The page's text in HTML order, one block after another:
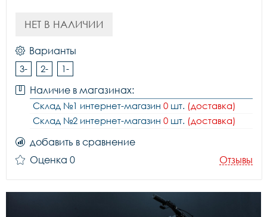
НЕТ В НАЛИЧИИ
Варианты
3- 2- 1-
Наличие в магазинах:
Склад №1 интернет-магазин 0 шт. (доставка)
Склад №2 интернет-магазин 0 шт. (доставка)
добавить в сравнение
Оценка 0
Отзывы